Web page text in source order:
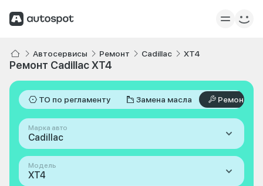
Автосервисы Ремонт Cadillac XT4
Ремонт Cadillac XT4
ТО по регламенту Замена масла Ремонт
Марка авто
Cadillac
Модель
XT4